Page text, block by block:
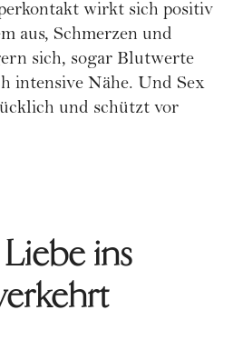
wirkt sich positiv
aus, Schmerzen und
sich, sogar Blutwerte
intensive Nähe. Und Sex
und schützt vor
ins